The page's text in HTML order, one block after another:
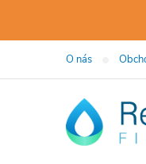
O nás